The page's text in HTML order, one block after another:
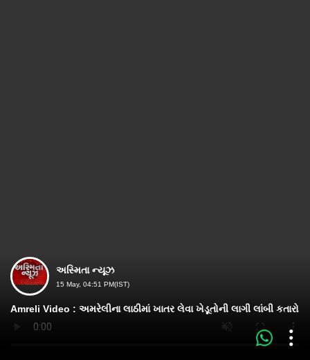
અસ્મિતા ન્યૂઝ
15 May, 04:51 PM(IST)
Amreli Video : અમરેલીના લાઠીમાં ખાતર લેવા ખેડૂતોની લાગી લાંબી કતારો